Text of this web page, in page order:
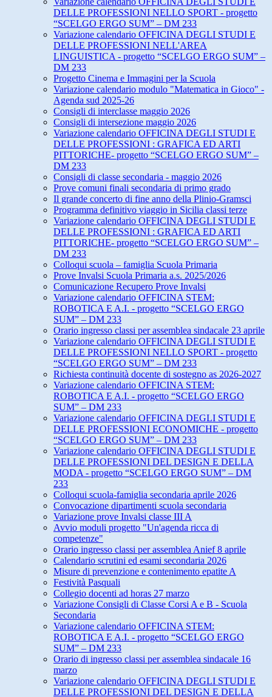
DELLE PROFESSIONI NELLO SPORT - progetto
“SCELGO ERGO SUM” – DM 233
Variazione calendario OFFICINA DEGLI STUDI E
DELLE PROFESSIONI NELL'AREA
LINGUISTICA - progetto “SCELGO ERGO SUM” –
DM 233
Progetto Cinema e Immagini per la Scuola
Variazione calendario modulo "Matematica in Gioco" -
Agenda sud 2025-26
Consigli di interclasse maggio 2026
Consigli di intersezione maggio 2026
Variazione calendario OFFICINA DEGLI STUDI E
DELLE PROFESSIONI : GRAFICA ED ARTI
PITTORICHE- progetto “SCELGO ERGO SUM” –
DM 233
Consigli di classe secondaria - maggio 2026
Prove comuni finali secondaria di primo grado
Il grande concerto di fine anno della Plinio-Gramsci
Programma definitivo viaggio in Sicilia classi terze
Variazione calendario OFFICINA DEGLI STUDI E
DELLE PROFESSIONI : GRAFICA ED ARTI
PITTORICHE- progetto “SCELGO ERGO SUM” –
DM 233
Colloqui scuola – famiglia Scuola Primaria
Prove Invalsi Scuola Primaria a.s. 2025/2026
Comunicazione Recupero Prove Invalsi
Variazione calendario OFFICINA STEM:
ROBOTICA E A.I. - progetto “SCELGO ERGO
SUM” – DM 233
Orario ingresso classi per assemblea sindacale 23 aprile
Variazione calendario OFFICINA DEGLI STUDI E
DELLE PROFESSIONI NELLO SPORT - progetto
“SCELGO ERGO SUM” – DM 233
Richiesta continuità docente di sostegno as 2026-2027
Variazione calendario OFFICINA STEM:
ROBOTICA E A.I. - progetto “SCELGO ERGO
SUM” – DM 233
Variazione calendario OFFICINA DEGLI STUDI E
DELLE PROFESSIONI ECONOMICHE - progetto
“SCELGO ERGO SUM” – DM 233
Variazione calendario OFFICINA DEGLI STUDI E
DELLE PROFESSIONI DEL DESIGN E DELLA
MODA - progetto “SCELGO ERGO SUM” – DM
233
Colloqui scuola-famiglia secondaria aprile 2026
Convocazione dipartimenti scuola secondaria
Variazione prove Invalsi classe III A
Avvio moduli progetto "Un'agenda ricca di
competenze"
Orario ingresso classi per assemblea Anief 8 aprile
Calendario scrutini ed esami secondaria 2026
Misure di prevenzione e contenimento epatite A
Festività Pasquali
Collegio docenti ad horas 27 marzo
Variazione Consigli di Classe Corsi A e B - Scuola
Secondaria
Variazione calendario OFFICINA STEM:
ROBOTICA E A.I. - progetto “SCELGO ERGO
SUM” – DM 233
Orario di ingresso classi per assemblea sindacale 16
marzo
Variazione calendario OFFICINA DEGLI STUDI E
DELLE PROFESSIONI DEL DESIGN E DELLA